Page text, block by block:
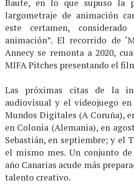
Baute, en lo que supuso la
largometraje de animación
este certamen,
animación”. El recorrido de
Annecy se remonta a 2020,
MIFA Pitches presentando el
Las próximas citas de la
audiovisual y el videojuego
Mundos Digitales (A Coruña),
en Colonia (Alemania), en
Sebastián, en septiembre; y el
el mismo mes. Un conjunto
año Canarias acude más
talento creativo.